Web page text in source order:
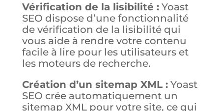
Vérification de la lisibilité :Yoast
SEO dispose d’une fonctionnalité
de vérification de la lisibilité qui
vous aide à rendre votre contenu
facile à lire pour les utilisateurs et
les moteurs de recherche.
Création d’un sitemap XML :Yoast
SEO crée automatiquement un
sitemap XML pour votre site, ce qui